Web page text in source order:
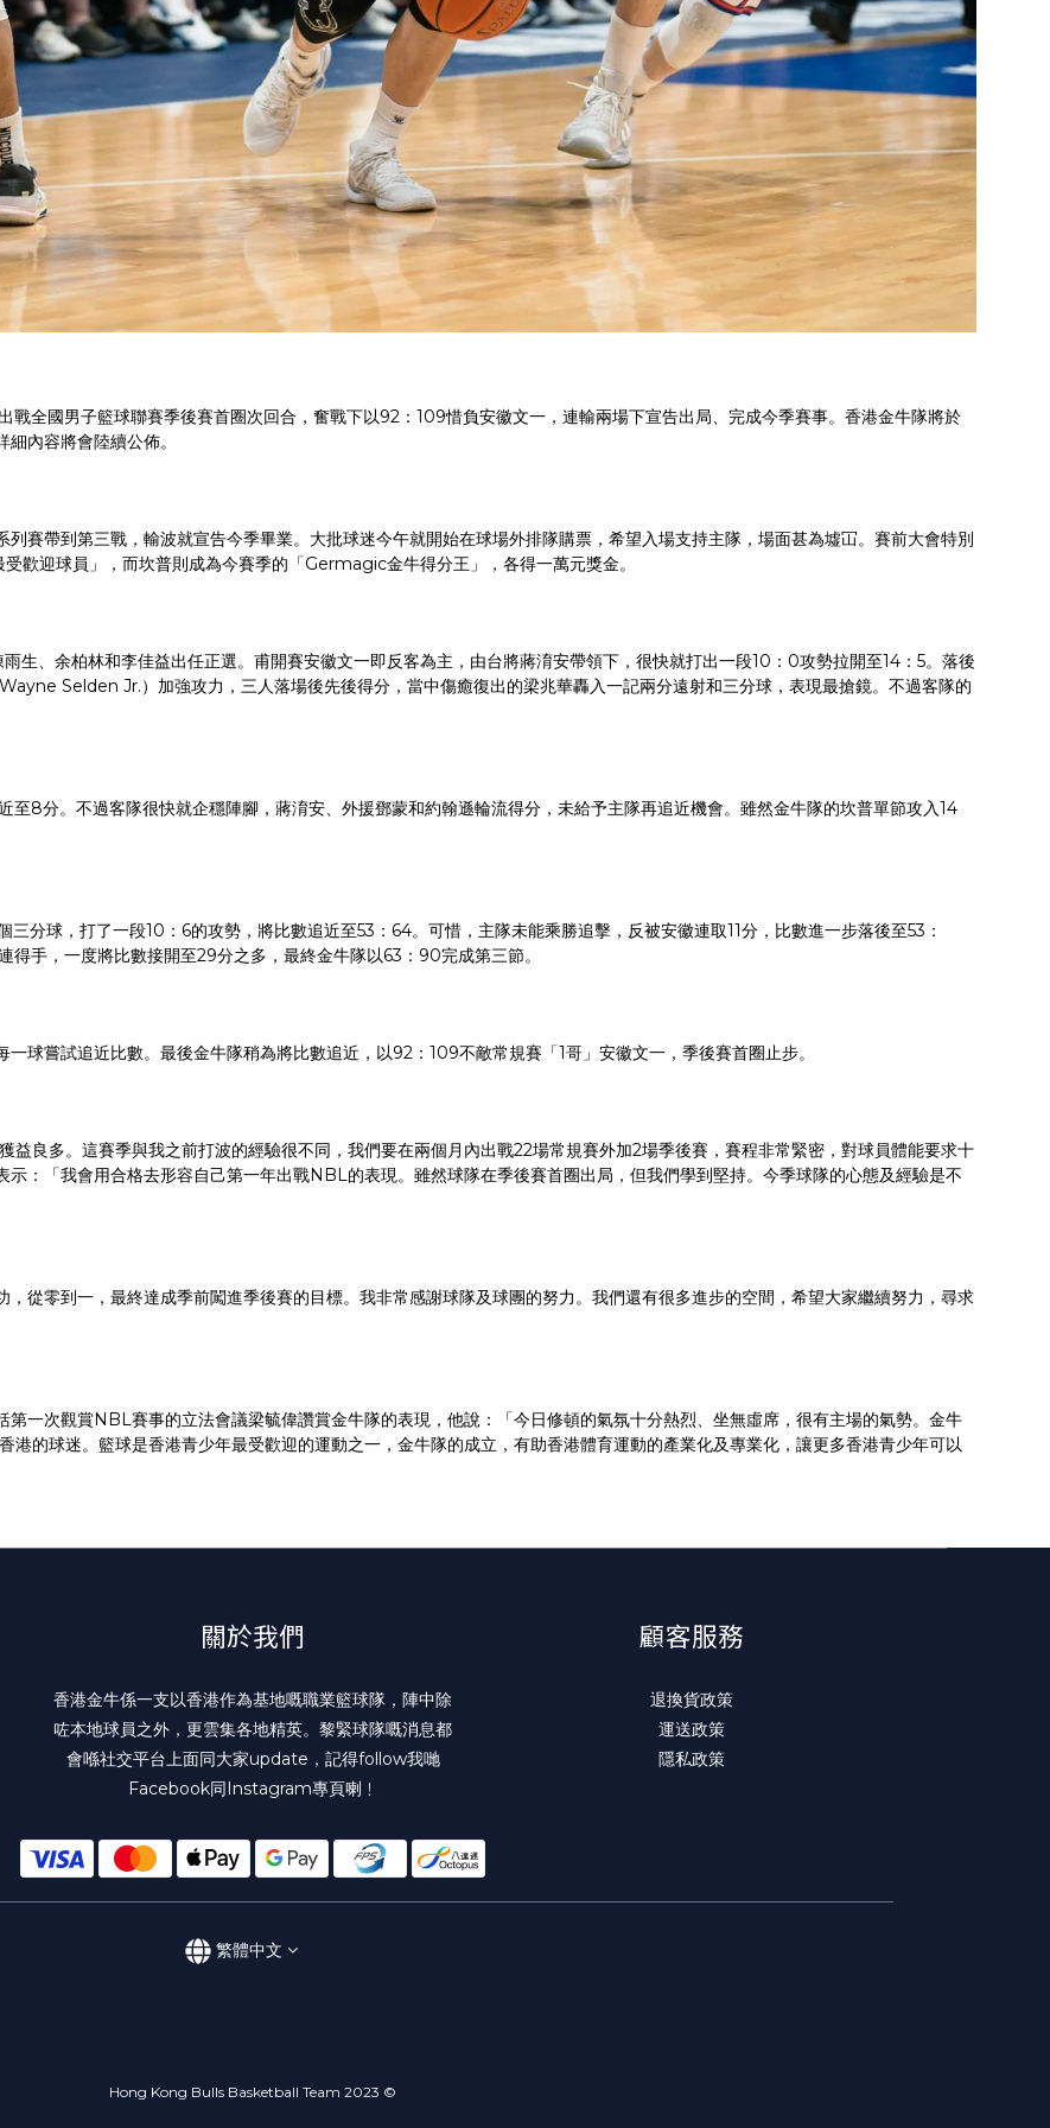
戰全國男子籃球聯賽季後賽首圈次回合，奮戰下以92：109惜負安徽文一，連輸兩場下宣告出局、完成今季賽事。香港金牛隊將於
內容將會陸續公佈。
賽帶到第三戰，輸波就宣告今季畢業。大批球迷今午就開始在球場外排隊購票，希望入場支持主隊，場面甚為墟冚。賽前大會特別
歡迎球員」，而坎普則成為今賽季的「Germagic金牛得分王」，各得一萬元獎金。
、余柏林和李佳益出任正選。甫開賽安徽文一即反客為主，由台將蔣淯安帶領下，很快就打出一段10：0攻勢拉開至14：5。落後
Selden Jr.）加強攻力，三人落場後先後得分，當中傷癒復出的梁兆華轟入一記兩分遠射和三分球，表現最搶鏡。不過客隊的
8分。不過客隊很快就企穩陣腳，蔣淯安、外援鄧蒙和約翰遜輪流得分，未給予主隊再追近機會。雖然金牛隊的坎普單節攻入14
分球，打了一段10：6的攻勢，將比數追近至53：64。可惜，主隊未能乘勝追擊，反被安徽連取11分，比數進一步落後至53：
手，一度將比數接開至29分之多，最終金牛隊以63：90完成第三節。
球嘗試追近比數。最後金牛隊稍為將比數追近，以92：109不敵常規賽「1哥」安徽文一，季後賽首圈止步。
良多。這賽季與我之前打波的經驗很不同，我們要在兩個月內出戰22場常規賽外加2場季後賽，賽程非常緊密，對球員體能要求十
：「我會用合格去形容自己第一年出戰NBL的表現。雖然球隊在季後賽首圈出局，但我們學到堅持。今季球隊的心態及經驗是不
從零到一，最終達成季前闖進季後賽的目標。我非常感謝球隊及球團的努力。我們還有很多進步的空間，希望大家繼續努力，尋求
一次觀賞NBL賽事的立法會議梁毓偉讚賞金牛隊的表現，他說：「今日修頓的氣氛十分熱烈、坐無虛席，很有主場的氣勢。金牛
的球迷。籃球是香港青少年最受歡迎的運動之一，金牛隊的成立，有助香港體育運動的產業化及專業化，讓更多香港青少年可以
關於我們
香港金牛係一支以香港作為基地嘅職業籃球隊，陣中除
咗本地球員之外，更雲集各地精英。黎緊球隊嘅消息都
會喺社交平台上面同大家update，記得follow我哋
Facebook同Instagram專頁喇﹗
顧客服務
退換貨政策
運送政策
隱私政策
繁體中文
Hong Kong Bulls Basketball Team 2023 ©